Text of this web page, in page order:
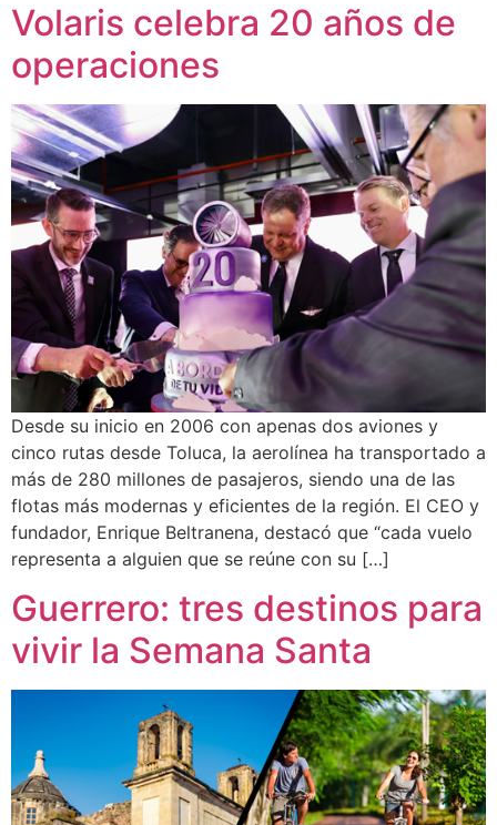
Volaris celebra 20 años de
operaciones
Desde su inicio en 2006 con apenas dos aviones y
cinco rutas desde Toluca, la aerolínea ha transportado a
más de 280 millones de pasajeros, siendo una de las
flotas más modernas y eficientes de la región. El CEO y
fundador, Enrique Beltranena, destacó que “cada vuelo
representa a alguien que se reúne con su […]
Guerrero: tres destinos para
vivir la Semana Santa